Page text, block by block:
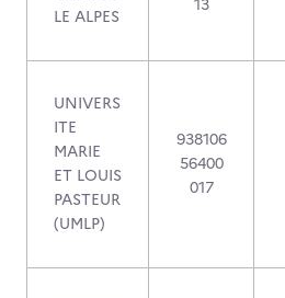
LE ALPES
13
UNIVERS
ITE
MARIE
ET LOUIS
PASTEUR
(UMLP)
938106
56400
017